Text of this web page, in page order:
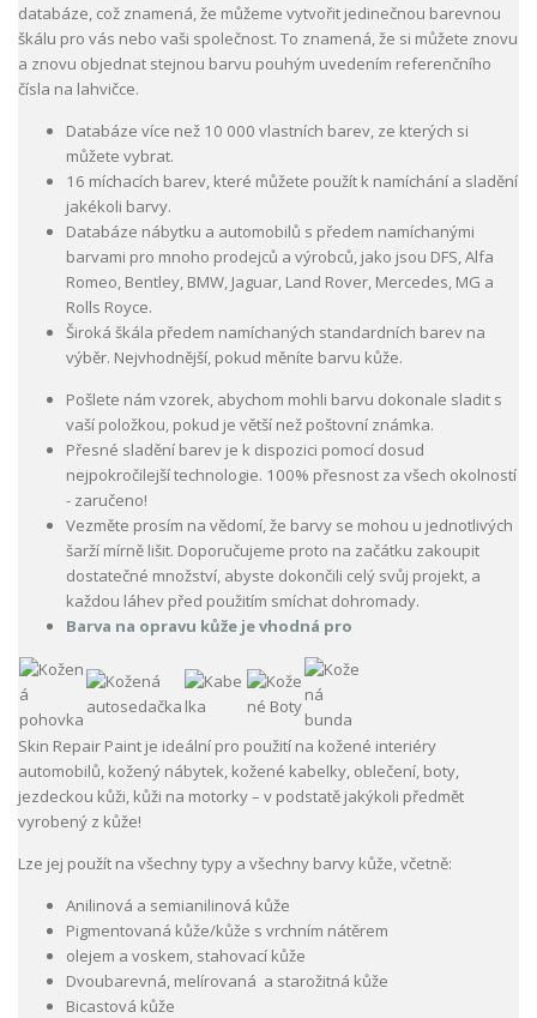
databáze, což znamená, že můžeme vytvořit jedinečnou barevnou
škálu pro vás nebo vaši společnost. To znamená, že si můžete znovu
a znovu objednat stejnou barvu pouhým uvedením referenčního
čísla na lahvičce.
Databáze více než 10 000 vlastních barev, ze kterých si
můžete vybrat.
16 míchacích barev, které můžete použít k namíchání a sladění
jakékoli barvy.
Databáze nábytku a automobilů s předem namíchanými
barvami pro mnoho prodejců a výrobců, jako jsou DFS, Alfa
Romeo, Bentley, BMW, Jaguar, Land Rover, Mercedes, MG a
Rolls Royce.
Široká škála předem namíchaných standardních barev na
výběr. Nejvhodnější, pokud měníte barvu kůže.
Pošlete nám vzorek, abychom mohli barvu dokonale sladit s
vaší položkou, pokud je větší než poštovní známka.
Přesné sladění barev je k dispozici pomocí dosud
nejpokročilejší technologie. 100% přesnost za všech okolností
- zaručeno!
Vezměte prosím na vědomí, že barvy se mohou u jednotlivých
šarží mírně lišit. Doporučujeme proto na začátku zakoupit
dostatečné množství, abyste dokončili celý svůj projekt, a
každou láhev před použitím smíchat dohromady.
Barva na opravu kůže je vhodná pro
Skin Repair Paint je ideální pro použití na kožené interiéry
automobilů, kožený nábytek, kožené kabelky, oblečení, boty,
jezdeckou kůži, kůži na motorky – v podstatě jakýkoli předmět
vyrobený z kůže!
Lze jej použít na všechny typy a všechny barvy kůže, včetně:
Anilinová a semianilinová kůže
Pigmentovaná kůže/kůže s vrchním nátěrem
olejem a voskem, stahovací kůže
Dvoubarevná, melírovaná a starožitná kůže
Bicastová kůže